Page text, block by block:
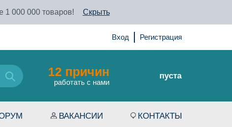
1 000 000 товаров! Скрыть
Вход Регистрация
12 причин
работать с нами
пуста
ВАКАНСИИ КОНТАКТЫ